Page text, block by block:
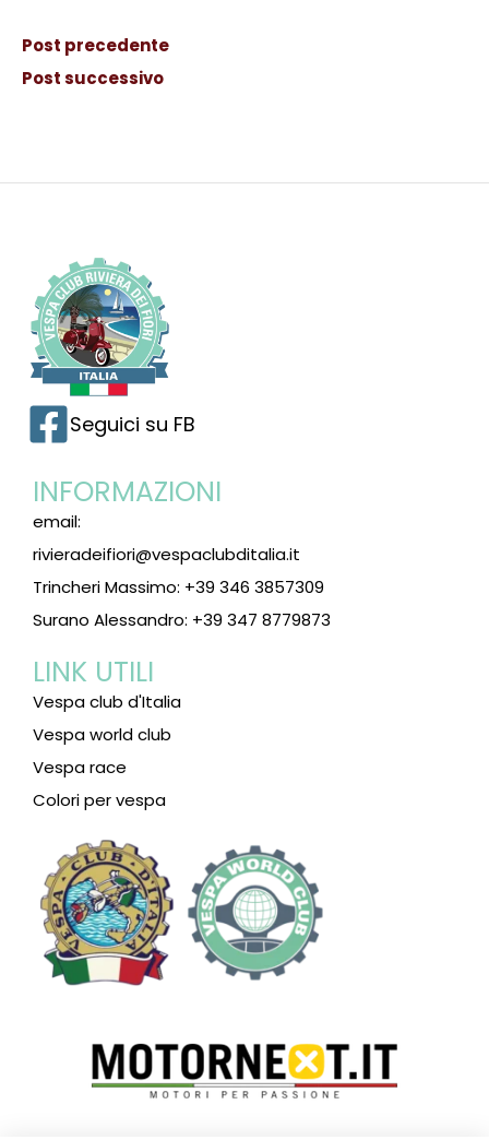
Post precedente
Post successivo
Seguici su FB
INFORMAZIONI
email:
rivieradeifiori@vespaclubditalia.it
Trincheri Massimo: +39 346 3857309
Surano Alessandro: +39 347 8779873
LINK UTILI
Vespa club d'Italia
Vespa world club
Vespa race
Colori per vespa